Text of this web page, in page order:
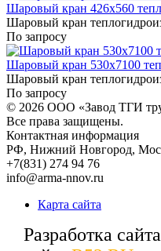
Шаровый кран 426x560
Шаровый кран
По запросу
Шаровый кран 530x7100
Шаровый кран
По запросу
© 2026 ООО «Завод ТГИ
Все права защищены.
Контактная информация
РФ, Нижний Новгород,
+7(831) 274 94 76
info@arma-nnov.ru
Карта сайта
Разработка